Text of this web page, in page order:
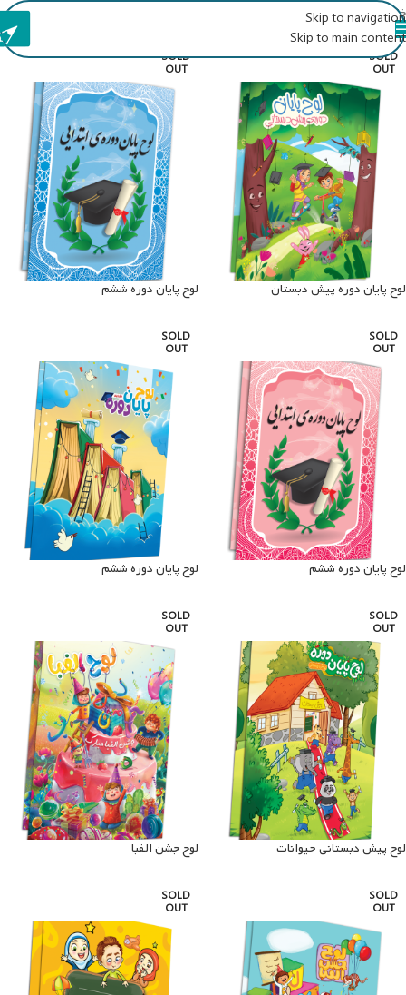
Skip to navigation
Skip to main content
خانهلوح
SOLD
OUT
لوح پایان دوره پیش دبستان
SOLD
OUT
لوح پایان دوره ششم
SOLD
OUT
لوح پایان دوره ششم
SOLD
OUT
لوح پایان دوره ششم
SOLD
OUT
لوح پیش دبستانی حیوانات
SOLD
OUT
لوح جشن الفبا
SOLD
OUT
SOLD
OUT